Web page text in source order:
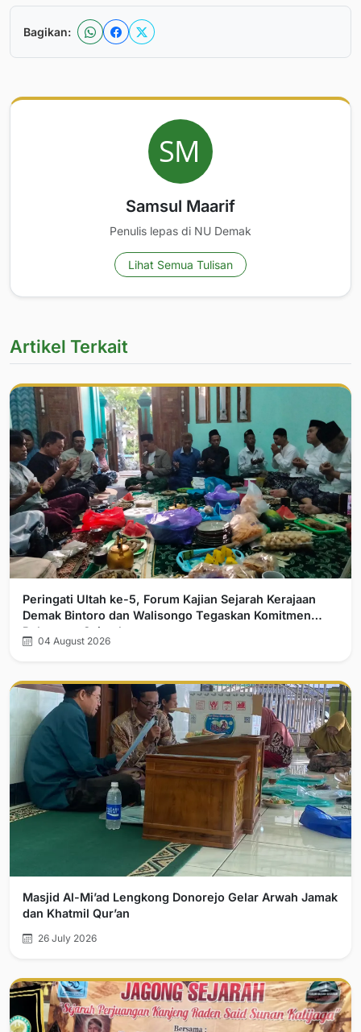
Bagikan:
Samsul Maarif
Penulis lepas di NU Demak
Lihat Semua Tulisan
Artikel Terkait
Peringati Ultah ke-5, Forum Kajian Sejarah Kerajaan
Demak Bintoro dan Walisongo Tegaskan Komitmen
Pelurusan Sejarah
04 August 2026
Masjid Al-Mi’ad Lengkong Donorejo Gelar Arwah Jamak
dan Khatmil Qur’an
26 July 2026